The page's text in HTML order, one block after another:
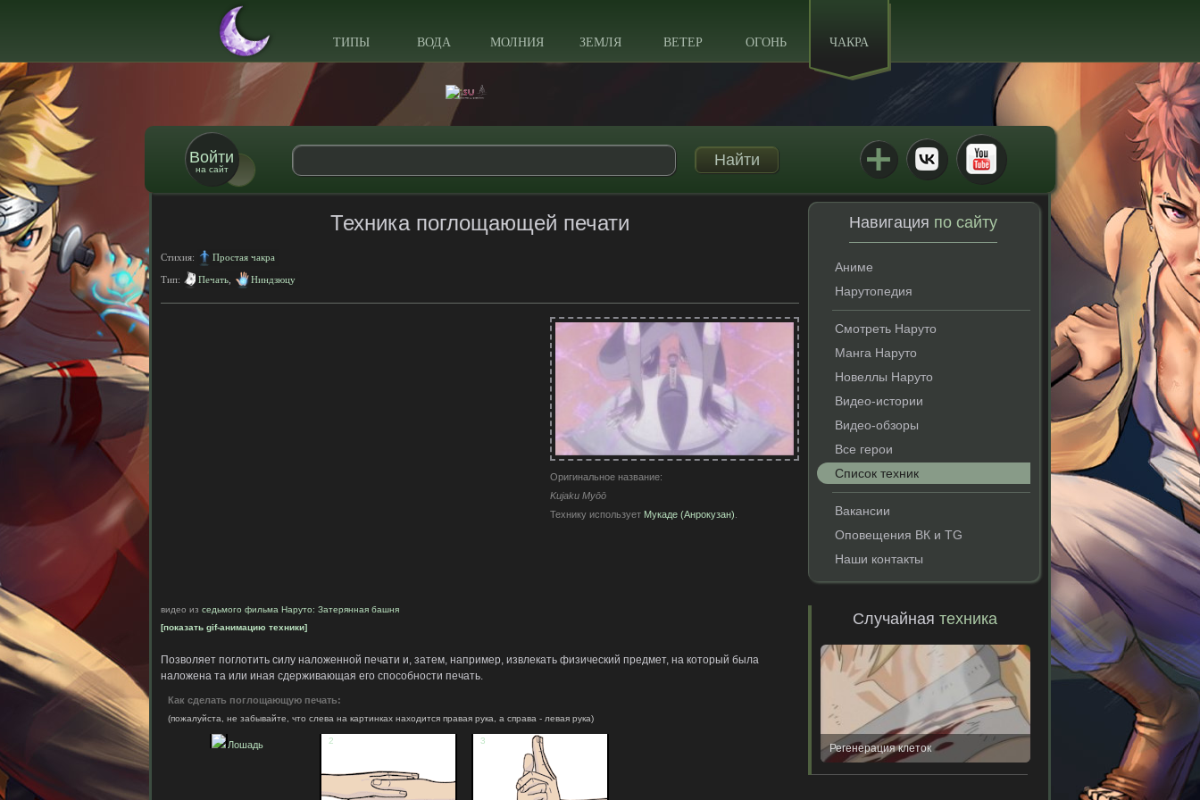
ТИПЫ ВОДА МОЛНИЯ ЗЕМЛЯ ВЕТЕР ОГОНЬ ЧАКРА
Войти
на сайт
Техника поглощающей печати
Стихия: Простая чакра
Тип: Печать Ниндзюцу
видео из седьмого фильма Наруто: Затерянная башня
Оригинальное название:
Kujaku Myōō
Технику использует Мукаде (Анрокузан).
[показать gif-анимацию техники]
Позволяет поглотить силу наложенной печати и, затем, например, извлекать физический предмет, на который была
наложена та или иная сдерживающая его способности печать.
Как сделать поглощающую печать:
(пожалуйста, не забывайте, что слева на картинках находится правая рука, а справа - левая рука)
1 Лошадь 2 3
Навигация по сайту
Аниме
Нарутопедия
Смотреть Наруто
Манга Наруто
Новеллы Наруто
Видео-истории
Видео-обзоры
Все герои
Список техник
Вакансии
Оповещения ВК и TG
Наши контакты
Случайнаятехника
Регенерация клеток